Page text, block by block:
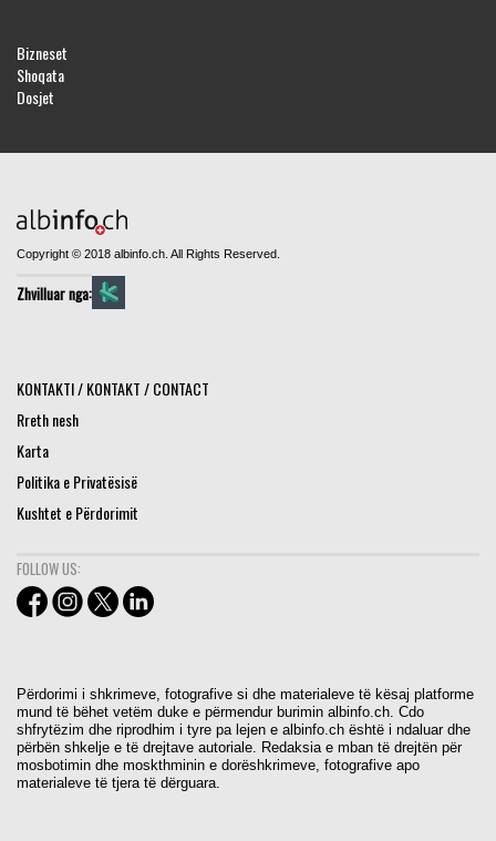
Bizneset
Shoqata
Dosjet
Copyright © 2018 albinfo.ch. All Rights Reserved.
Zhvilluar nga:
KONTAKTI / KONTAKT / CONTACT
Rreth nesh
Karta
Politika e Privatësisë
Kushtet e Përdorimit
FOLLOW US:
Përdorimi i shkrimeve, fotografive si dhe materialeve të kësaj platforme
mund të bëhet vetëm duke e përmendur burimin albinfo.ch. Cdo
shfrytëzim dhe riprodhim i tyre pa lejen e albinfo.ch është i ndaluar dhe
përbën shkelje e të drejtave autoriale. Redaksia e mban të drejtën për
mosbotimin dhe moskthminin e dorëshkrimeve, fotografive apo
materialeve të tjera të dërguara.